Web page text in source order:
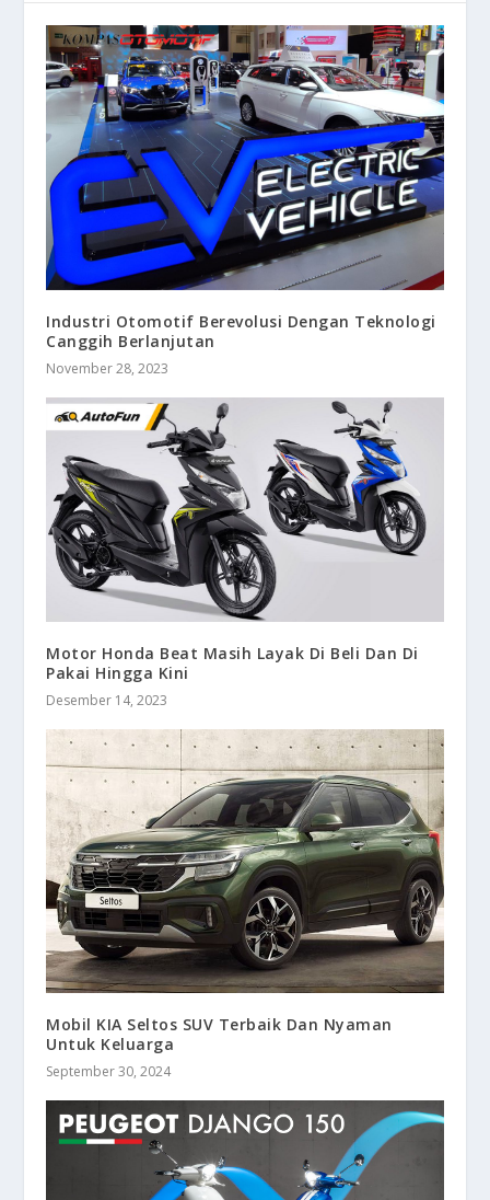
Industri Otomotif Berevolusi Dengan Teknologi
Canggih Berlanjutan
November 28, 2023
Motor Honda Beat Masih Layak Di Beli Dan Di
Pakai Hingga Kini
Desember 14, 2023
Mobil KIA Seltos SUV Terbaik Dan Nyaman
Untuk Keluarga
September 30, 2024